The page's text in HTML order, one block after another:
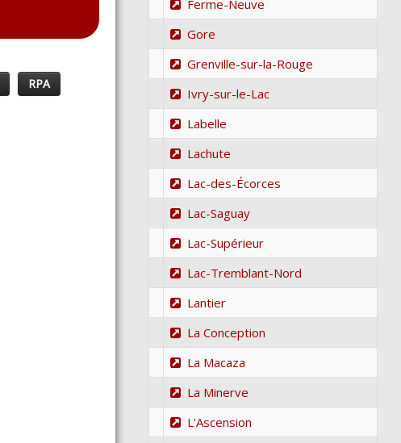
RPA
Ferme-Neuve
Gore
Grenville-sur-la-Rouge
Ivry-sur-le-Lac
Labelle
Lachute
Lac-des-Écorces
Lac-Saguay
Lac-Supérieur
Lac-Tremblant-Nord
Lantier
La Conception
La Macaza
La Minerve
L'Ascension